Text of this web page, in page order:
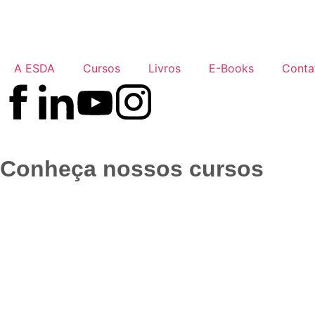
A ESDA Cursos Livros E-Books
Conheça nossos cursos